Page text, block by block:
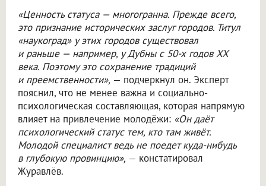
«Ценность статуса — многогранна. Прежде всего,
это признание исторических заслуг городов. Титул
«наукоград» у этих городов существовал
и раньше — например, у Дубны с 50-х годов XX
века. Поэтому это сохранение традиций
и преемственности», — подчеркнул он. Эксперт
пояснил, что не менее важна и социально-
психологическая составляющая, которая напрямую
влияет на привлечение молодёжи: «Он даёт
психологический статус тем, кто там живёт.
Молодой специалист ведь не поедет куда-нибудь
в глубокую провинцию», — констатировал
Журавлёв.